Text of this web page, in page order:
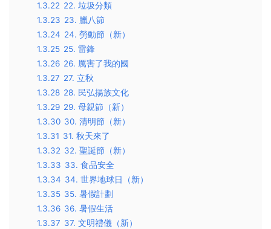
1.3.22 22. 垃圾分類
1.3.23 23. 臘八節
1.3.24 24. 勞動節（新）
1.3.25 25. 雷鋒
1.3.26 26. 厲害了我的國
1.3.27 27. 立秋
1.3.28 28. 民弘揚族文化
1.3.29 29. 母親節（新）
1.3.30 30. 清明節（新）
1.3.31 31. 秋天來了
1.3.32 32. 聖誕節（新）
1.3.33 33. 食品安全
1.3.34 34. 世界地球日（新）
1.3.35 35. 暑假計劃
1.3.36 36. 暑假生活
1.3.37 37. 文明禮儀（新）